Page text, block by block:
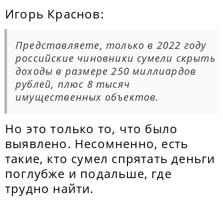
Игорь Краснов:
Представляете, только в 2022 году
российские чиновники сумели скрыть
доходы в размере 250 миллиардов
рублей, плюс 8 тысяч
имущественных объектов.
Но это только то, что было
выявлено. Несомненно, есть
такие, кто сумел спрятать деньги
поглубже и подальше, где
трудно найти.